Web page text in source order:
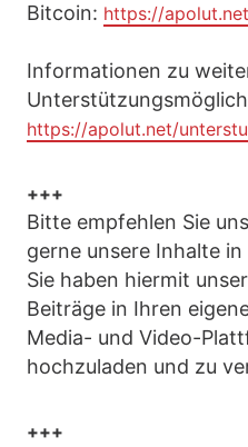
Bitcoin: https://
Informationen zu
https://apolut.net/
+++
Bitte empfehlen Sie
gerne unsere Inhalte
Sie haben hiermit
Beiträge in Ihren
Media- und Video-
hochzuladen und zu
+++